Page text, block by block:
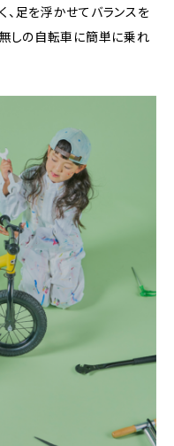
足を浮かせてバランスを
しの自転車に簡単に乗れ